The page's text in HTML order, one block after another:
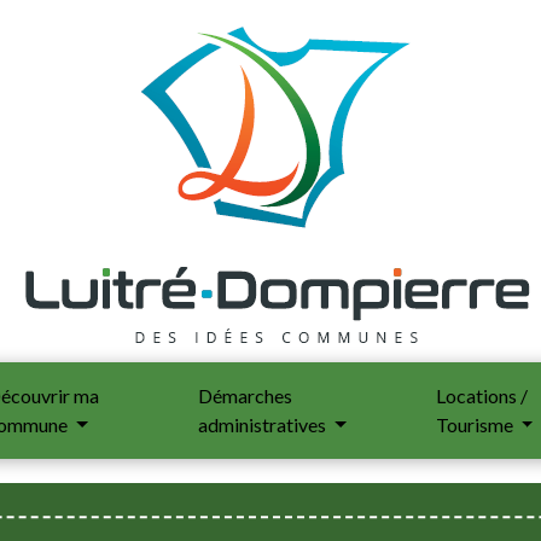
ma
Démarches
administratives
Locations /
Tourisme